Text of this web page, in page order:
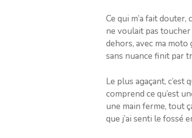
Ce qui m’a fait douter,
ne voulait pas toucher
dehors, avec ma
sans nuance finit par
Le plus agaçant,
comprend ce qu’est
une main ferme, tout
que j’ai senti le fossé